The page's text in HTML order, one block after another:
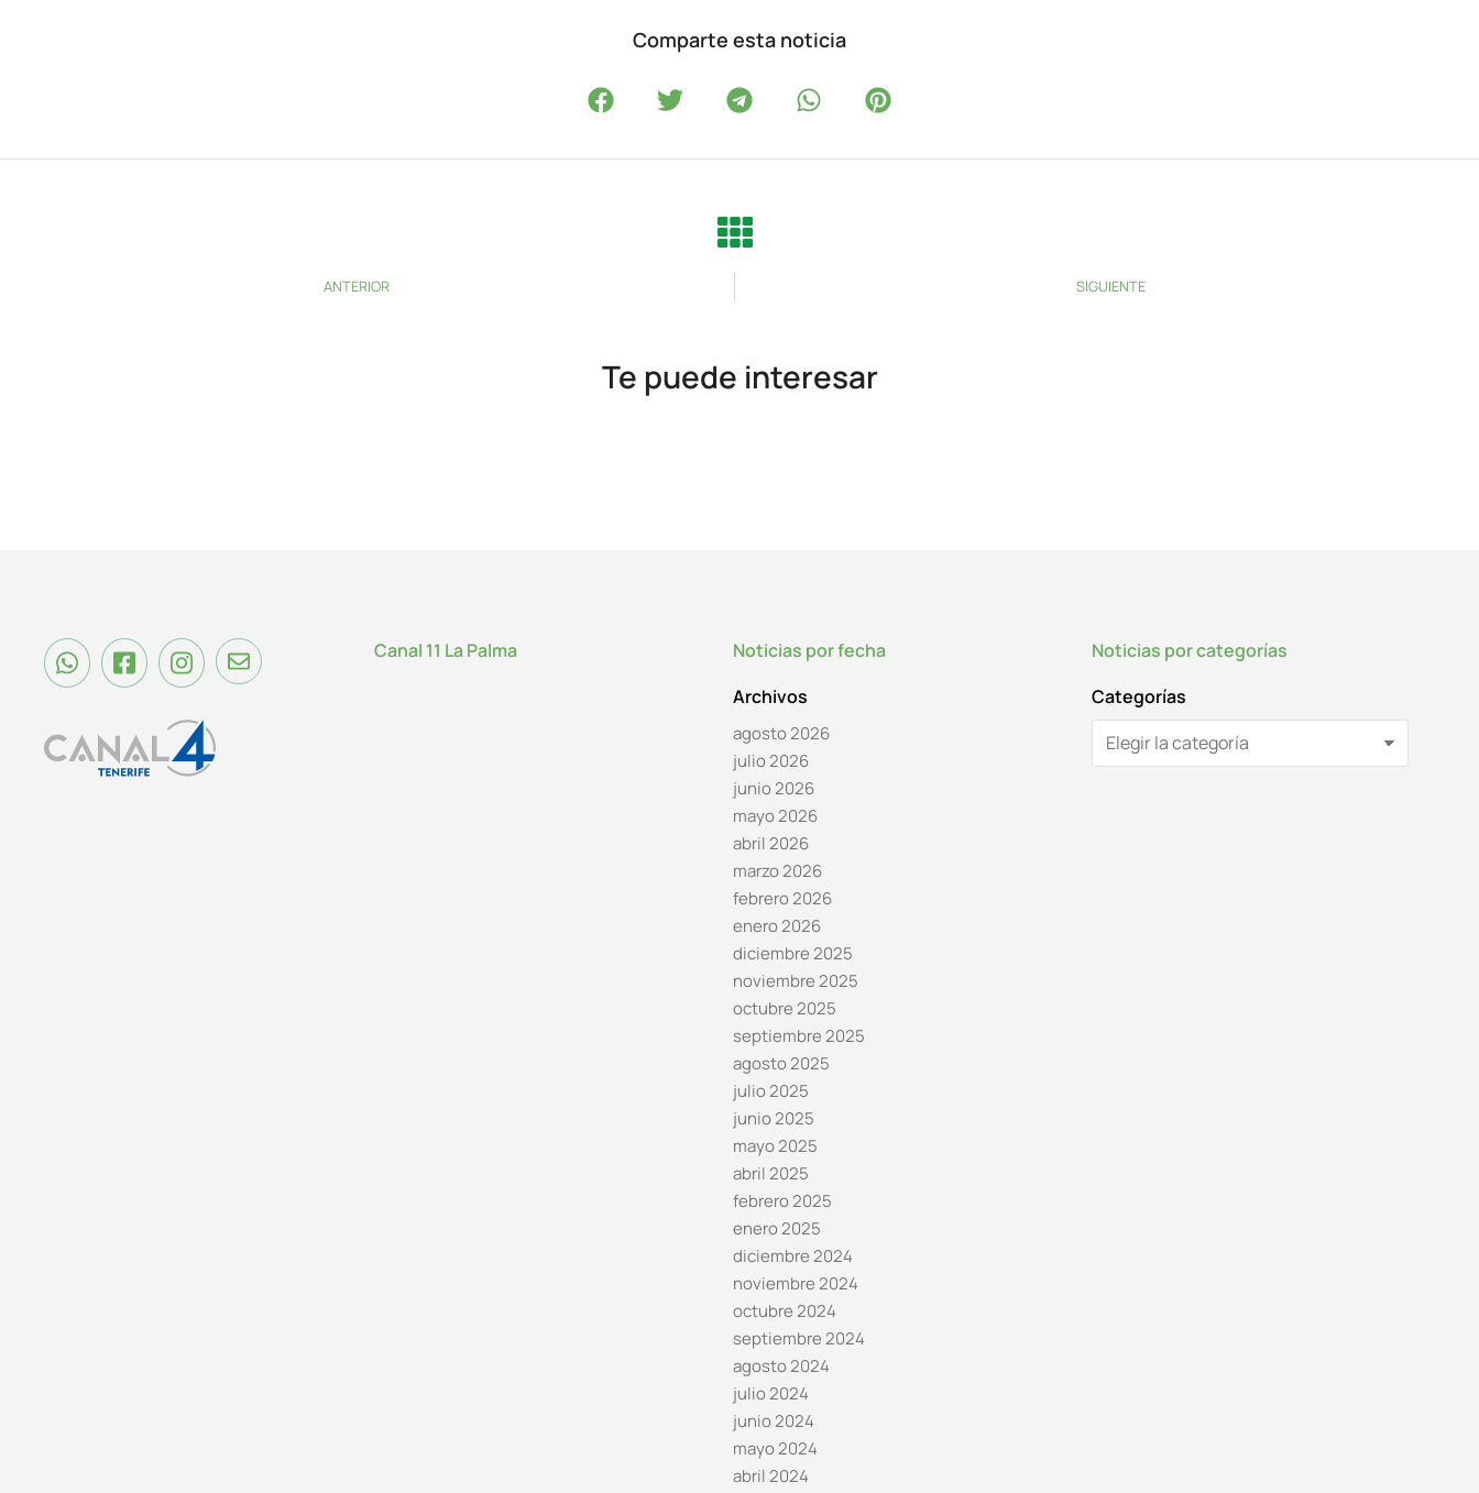
Comparte esta noticia
ANTERIOR SIGUIENTE
Te puede interesar
Canal 11 La Palma
Noticias por fecha
Archivos
agosto 2026
julio 2026
junio 2026
mayo 2026
abril 2026
marzo 2026
febrero 2026
enero 2026
diciembre 2025
noviembre 2025
octubre 2025
septiembre 2025
agosto 2025
julio 2025
junio 2025
mayo 2025
abril 2025
febrero 2025
enero 2025
diciembre 2024
noviembre 2024
octubre 2024
septiembre 2024
agosto 2024
julio 2024
junio 2024
mayo 2024
abril 2024
Noticias por categorías
Categorías